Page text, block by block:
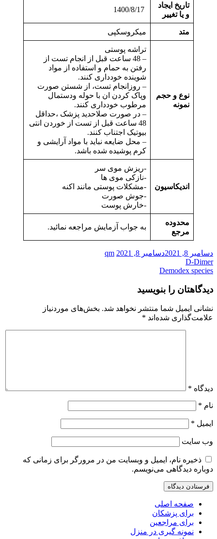
تاریخ ایجاد
و یا تغییر
متد میکروسکپی
نوع و حجم
نمونه
تراشه پوستی
– 48 ساعت قبل از انجام تست از
رفتن به حمام و استفاده از مواد
شوینده خودداری کنند.
– روزانجام تست، از شستن صورت
وپاک کردن ان با حوله ودستمال
مرطوب خودداری کنند.
– در صورت صلاحدید پزشک ،حداقل
48 ساعت قبل از تست از خوردن انتی
بیوتیک اجتناب کنند.
– محل ضایعه نباید با مواد آرایشی و
کرم پوشیده شده باشد.
اندیکاسیون
-ریزش موی سر
-نازکی موی ها
-مشکلات پوستی مانند اکنه
-جوش صورت
-خارش پوست
محدوده
مرجع
به جواب آزمایش مراجعه نمائید.
دسامبر 8, 2021 دسامبر 8, 2021 qm
راهبری
نوشته
D-Dimer
Demodex species
دیدگاهتان را بنویسید
نشانی ایمیل شما منتشر نخواهد شد. بخش‌های موردنیاز
علامت‌گذاری شده‌اند *
دیدگاه *
نام *
ایمیل *
وب‌ سایت
ذخیره نام، ایمیل و وبسایت من در مرورگر برای زمانی که
دوباره دیدگاهی می‌نویسم.
صفحه اصلی
برای پزشکان
برای مراجعین
نمونه گیری در منزل